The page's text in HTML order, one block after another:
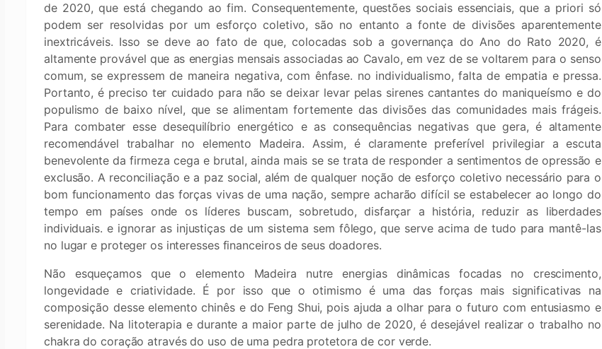
de 2020, que está chegando ao fim. Consequentemente, questões sociais essenciais, que a priori só
podem ser resolvidas por um esforço coletivo, são no entanto a fonte de divisões aparentemente
inextricáveis. Isso se deve ao fato de que, colocadas sob a governança do Ano do Rato 2020, é
altamente provável que as energias mensais associadas ao Cavalo, em vez de se voltarem para o senso
comum, se expressem de maneira negativa, com ênfase. no individualismo, falta de empatia e pressa.
Portanto, é preciso ter cuidado para não se deixar levar pelas sirenes cantantes do maniqueísmo e do
populismo de baixo nível, que se alimentam fortemente das divisões das comunidades mais frágeis.
Para combater esse desequilíbrio energético e as consequências negativas que gera, é altamente
recomendável trabalhar no elemento Madeira. Assim, é claramente preferível privilegiar a escuta
benevolente da firmeza cega e brutal, ainda mais se se trata de responder a sentimentos de opressão e
exclusão. A reconciliação e a paz social, além de qualquer noção de esforço coletivo necessário para o
bom funcionamento das forças vivas de uma nação, sempre acharão difícil se estabelecer ao longo do
tempo em países onde os líderes buscam, sobretudo, disfarçar a história, reduzir as liberdades
individuais. e ignorar as injustiças de um sistema sem fôlego, que serve acima de tudo para mantê-las
no lugar e proteger os interesses financeiros de seus doadores.
Não esqueçamos que o elemento Madeira nutre energias dinâmicas focadas no crescimento,
longevidade e criatividade. É por isso que o otimismo é uma das forças mais significativas na
composição desse elemento chinês e do Feng Shui, pois ajuda a olhar para o futuro com entusiasmo e
serenidade. Na litoterapia e durante a maior parte de julho de 2020, é desejável realizar o trabalho no
chakra do coração através do uso de uma pedra protetora de cor verde.